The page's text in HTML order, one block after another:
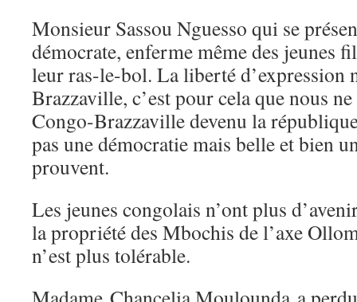
Monsieur Sassou Nguesso qui se
démocrate, enferme même des jeunes
leur ras-le-bol. La liberté d’expression
Brazzaville, c’est pour cela que nous
Congo-Brazzaville devenu la
pas une démocratie mais belle et bien
prouvent.
Les jeunes congolais n’ont plus
la propriété des Mbochis de l’axe
n’est plus tolérable.